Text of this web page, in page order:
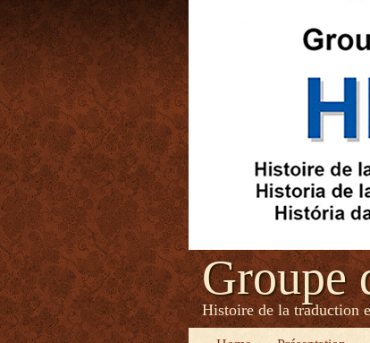
Groupe
Histoire de la traduction